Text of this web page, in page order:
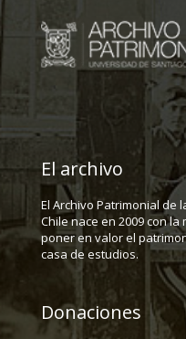
El archivo
El Archivo Patrimonial de
Chile nace en 2009 con
poner en valor el
casa de estudios.
Donaciones